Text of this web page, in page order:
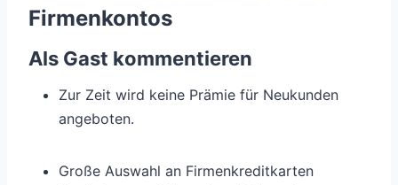
Firmenkontos
Als Gast kommentieren
Zur Zeit wird keine Prämie für Neukunden
angeboten.
Große Auswahl an Firmenkreditkarten